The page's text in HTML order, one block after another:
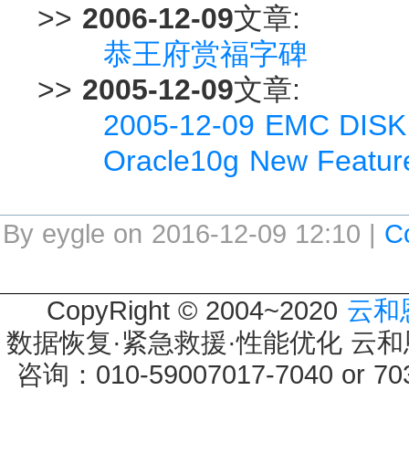
>> 2006-12-09文章:
恭王府赏福字碑
>> 2005-12-09文章:
2005-12-09 EMC
Oracle10g New
By eygle on 2016-12-09 12:10 |
CopyRight © 2004~2020 云和
数据恢复·紧急救援·性能优化 云
咨询：010-59007017-7040 or